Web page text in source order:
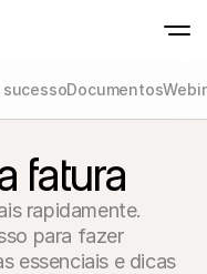
iPhone
contactless
Pagamentos
Aceite e gira
Pagamentos
Aceite pagamentos
e dispositivos
Checkout
Documentos
fatura
rapidamente.
para fazer
essenciais e dicas